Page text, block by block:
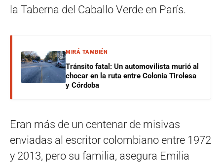
la Taberna del Caballo Verde en París.
MIRÁ TAMBIÉN
Tránsito fatal: Un automovilista murió al
chocar en la ruta entre Colonia Tirolesa
y Córdoba
Eran más de un centenar de misivas
enviadas al escritor colombiano entre 1972
y 2013, pero su familia, asegura Emilia